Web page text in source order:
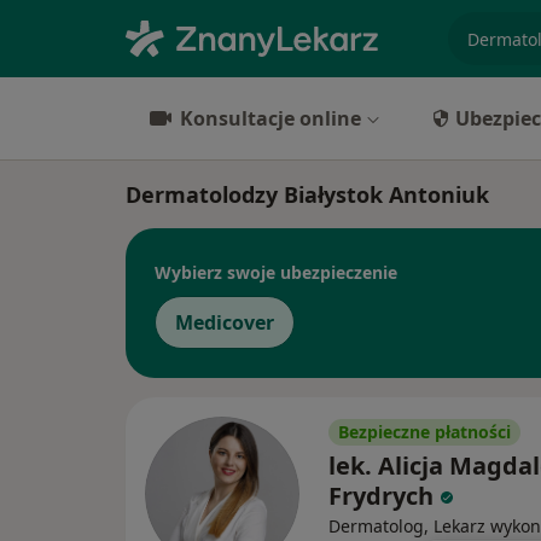
Konsultacje online
Dermatolodzy Białystok Antoniuk
Wybierz swoje ubezpieczenie
Medicover
Bezpieczne płatności
lek. Alicja
Frydrych
Dermatolog, Lekarz